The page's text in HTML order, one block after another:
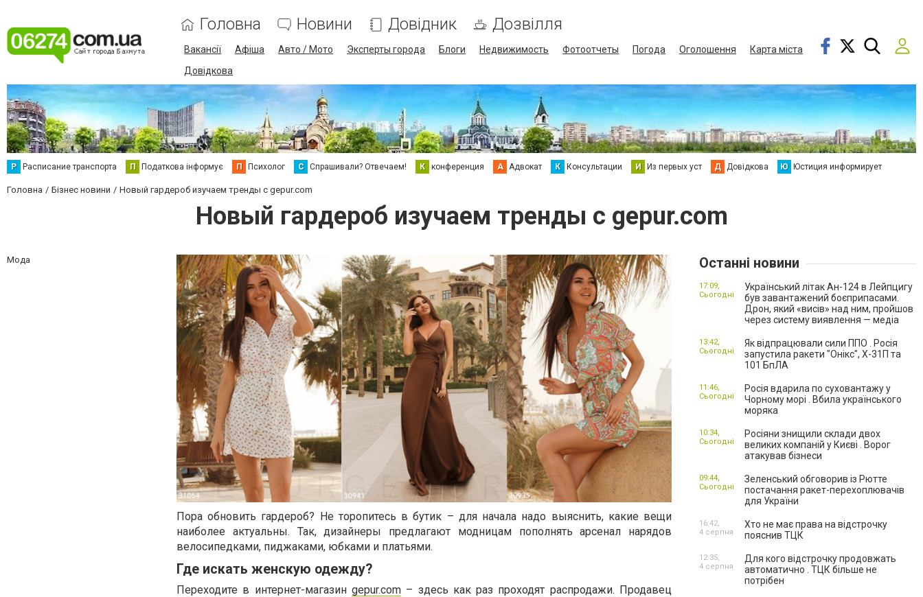
Головна Новини Довідник Дозвілля
Вакансії Афіша Авто / Мото Эксперты города Блоги Недвижимость Фотоотчеты Погода Оголошення
Карта міста
Довідкова
Р Расписание транспорта П Податкова інформує П Психолог С Спрашивали? Отвечаем! К конференция А Адвокат К Консультации И Из первых уст Д Довідкова Ю Юстиция информирует
Головна Бізнес новини Новый гардероб изучаем тренды с gepur.com
Новый гардероб изучаем тренды с gepur.com
Мода
Пора обновить гардероб? Не торопитесь в бутик – для начала надо выяснить, какие вещи
наиболее актуальны. Так, дизайнеры предлагают модницам пополнять арсенал нарядов
велосипедками, пиджаками, юбками и платьями.
Где искать женскую одежду?
Переходите в интернет-магазин gepur.com– здесь как раз проходят распродажи. Продавец
Останні новини
Український літак Ан-124 в Лейпцигу
був завантажений боєприпасами.
Дрон, який «висів» над ним, пройшов
через систему виявлення — медіа
17:09,
Сьогодні
Як відпрацювали сили ППО . Росія
запустила ракети "Онікс", Х-31П та
101 БпЛА
13:42,
Сьогодні
Росія вдарила по суховантажу у
Чорному морі . Вбила українського
моряка
11:46,
Сьогодні
Росіяни знищили склади двох
великих компаній у Києві . Ворог
атакував бізнеси
10:34,
Сьогодні
Зеленський обговорив із Рютте
постачання ракет-перехоплювачів
для України
09:44,
Сьогодні
Хто не має права на відстрочку
пояснив ТЦК
16:42,
4 серпня
Для кого відстрочку продовжать
автоматично . ТЦК більше не
потрібен
12:35,
4 серпня